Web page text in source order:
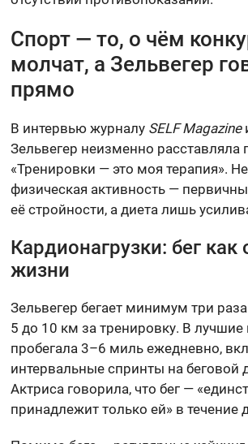
Спорт — то, о чём
молчат, а Зельвегер
прямо
В интервью журналу SELF Magazine
Зельвегер неизменно расставляла
«Тренировки — это моя терапия».
физическая активность —
её стройности, а диета лишь
Кардионагрузки: бег как
жизни
Зельвегер бегает минимум три
5 до 10 км за тренировку. В лучшие
пробегала 3–6 миль ежедневно,
интервальные спринты на беговой
Актриса говорила, что бег —
принадлежит только ей» в течение